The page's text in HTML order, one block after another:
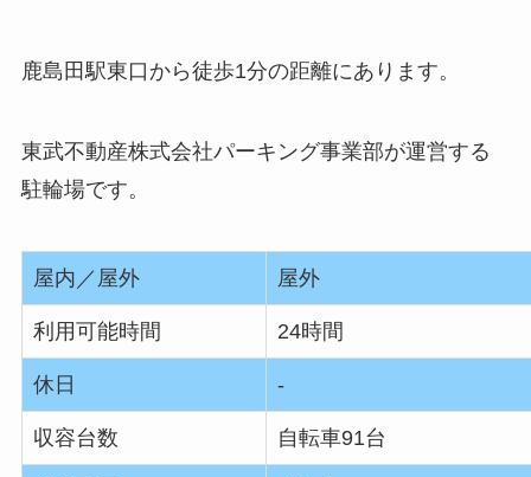
鹿島田駅東口から徒歩1分の距離にあります。
東武不動産株式会社パーキング事業部が運営する
駐輪場です。
屋内／屋外 屋外
利用可能時間 24時間
休日 ‐
収容台数 自転車91台